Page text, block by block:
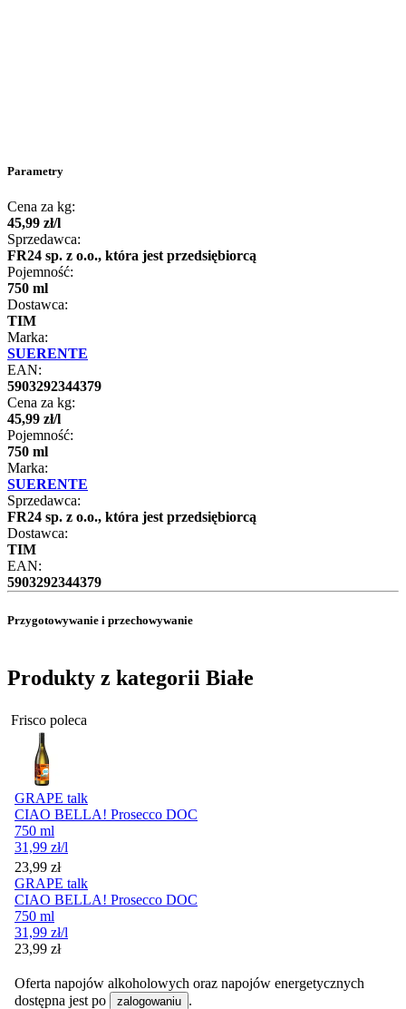
Parametry
Cena za kg:
45,99 zł/l
Sprzedawca:
FR24 sp. z o.o., która jest przedsiębiorcą
Pojemność:
750 ml
Dostawca:
TIM
Marka:
SUERENTE
EAN:
5903292344379
Cena za kg:
45,99 zł/l
Pojemność:
750 ml
Marka:
SUERENTE
Sprzedawca:
FR24 sp. z o.o., która jest przedsiębiorcą
Dostawca:
TIM
EAN:
5903292344379
Przygotowywanie i przechowywanie
Produkty z kategorii Białe
Frisco poleca
GRAPE talk
CIAO BELLA! Prosecco DOC
750 ml
31,99 zł/l
Cena
23,99 zł
GRAPE talk
CIAO BELLA! Prosecco DOC
750 ml
31,99 zł/l
Cena
23,99 zł
Oferta napojów alkoholowych oraz napojów energetycznych
dostępna jest po
zalogowaniu .